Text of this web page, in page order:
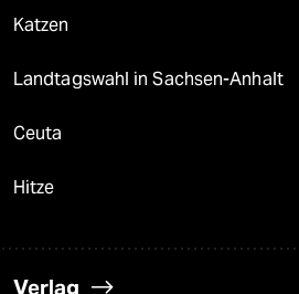
Katzen
Landtagswahl in Sachsen-Anhalt
Ceuta
Hitze
Verlag